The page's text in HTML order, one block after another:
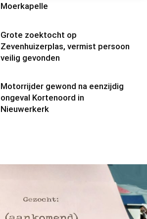
Moerkapelle
Grote zoektocht op
Zevenhuizerplas, vermist persoon
veilig gevonden
Motorrijder gewond na eenzijdig
ongeval Kortenoord in
Nieuwerkerk